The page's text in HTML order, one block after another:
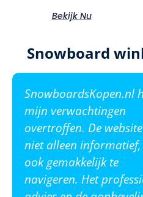
Bekijk Nu
Snowboard
SnowboardsKopen.nl
mijn verwachtingen
overtroffen. De
niet alleen
ook gemakkelijk te
navigeren. Het